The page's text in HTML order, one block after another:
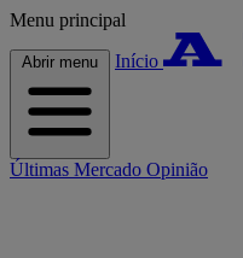
Menu principal
Abrir menu Início
Últimas Mercado Opinião